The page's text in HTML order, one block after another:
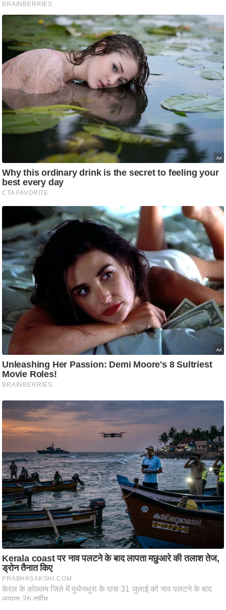
/
न
घ
रे
लू
नु
स्खे
प
न
स्थ
ल
ट
ने
स
मं
त्रा
रि
ले
श
न
प
रा
ज
नी
ति
वि
ष
ण
स
म
सा
म
यि
मा
तृ
भू